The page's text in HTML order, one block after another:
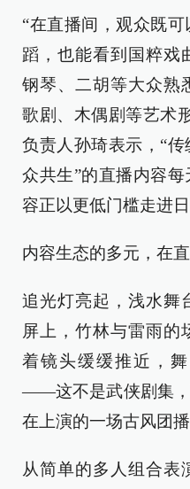
“在直播间，观众既
蹈，也能看到国粹戏
钢琴、二胡等大众熟
歌剧、木偶剧等艺术
负责人孙琦表示，“
众共生”的直播内容
容正以更低门槛走进日
内容生态的多元，在
追光灯亮起，浅水舞
屏上，竹林与雷雨的
着镜头缓缓推近，
——这不是武侠剧集，
在上演的一场古风团播
从简单的多人组合表